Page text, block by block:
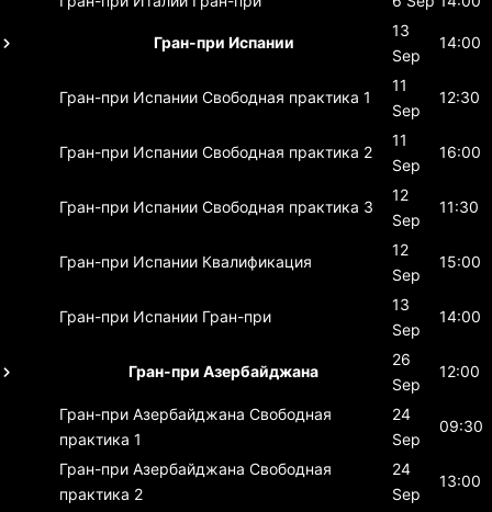
Гран-при Испании
13
Sep
14:00
Гран-при Испании Свободная практика 1
11
Sep
12:30
Гран-при Испании Свободная практика 2
11
Sep
16:00
Гран-при Испании Свободная практика 3
12
Sep
11:30
Гран-при Испании Квалификация
12
Sep
15:00
Гран-при Испании Гран-при
13
Sep
14:00
Гран-при Азербайджана
26
Sep
12:00
Гран-при Азербайджана Свободная
практика 1
24
Sep
09:30
Гран-при Азербайджана Свободная
практика 2
24
Sep
13:00